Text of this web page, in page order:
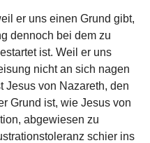
er uns einen Grund gibt,
dennoch bei dem zu
ist. Weil er uns
nicht an sich nagen
Jesus von Nazareth, den
Grund ist, wie Jesus von
abgewiesen zu
schier ins